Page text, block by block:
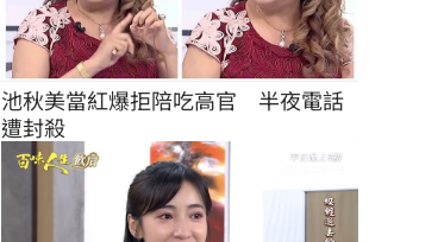
池秋美當紅爆拒陪吃高官　半夜電話
遭封殺